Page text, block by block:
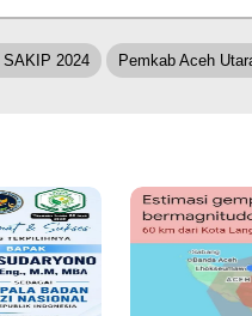
SAKIP 2024 Pemkab Aceh